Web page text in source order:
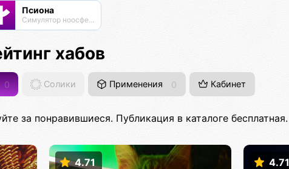
Псиона
Cимулятор ноосферы
хабов
0 Солики Применения 0 Кабинет
за понравившиеся. Публикация в каталоге бесплатная.
4.71 4.71